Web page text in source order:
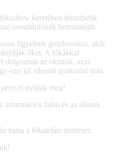
keretében tekinthetik
oroszlánfókák bemutatóját.
figyelnek gondozóikra, akik
őket. A fókákkal
dolgoznak az oktatók, azaz
egy jól sikerült gyakorlat után.
nyitjuk meg!
információs falon és az állatok
balra a fókalelátó területén.